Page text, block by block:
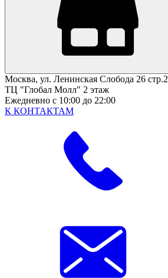
Москва, ул. Ленинская Слобода 26 стр.2
ТЦ "Глобал Молл" 2 этаж
Ежедневно с 10:00 до 22:00
К КОНТАКТАМ